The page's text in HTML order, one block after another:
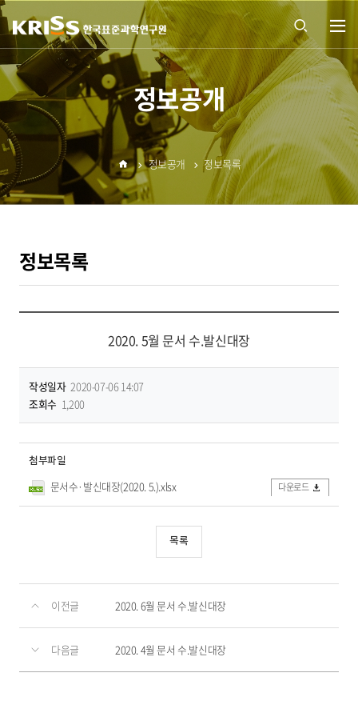
통합
열기
열기
정보공개
정보목록
홈
정보공개 정보목록
2020. 5월 문서 수.발신대장
작성일자 2020-07-06 14:07
조회수 1,200
첨부파일
문서수·발신대장(2020. 5.).xlsx 다운로드
목록
이전글 2020. 6월 문서 수.발신대장
다음글 2020. 4월 문서 수.발신대장